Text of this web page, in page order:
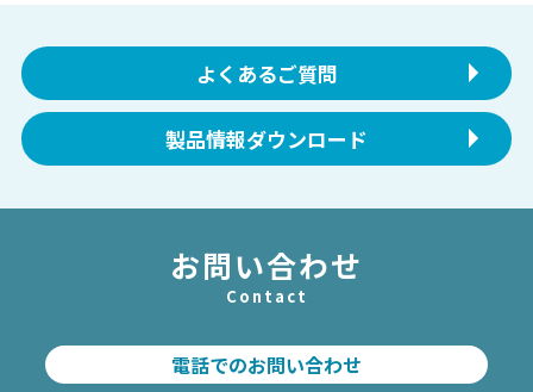
よくあるご質問
製品情報ダウンロード
お問い合わせ
Contact
電話でのお問い合わせ